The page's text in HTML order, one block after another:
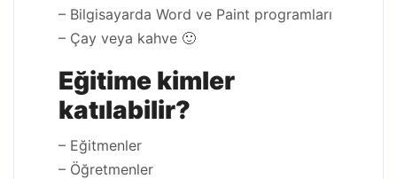
– Bilgisayarda Word ve Paint programları
– Çay veya kahve 🙂
Eğitime kimler
katılabilir?
– Eğitmenler
– Öğretmenler